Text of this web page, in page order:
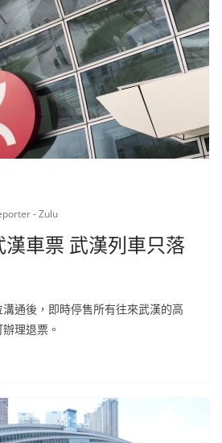
- Zulu
車票 武漢列車只落
通後，即時停售所有往來武漢的高
理退票。